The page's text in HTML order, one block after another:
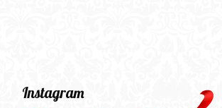
Instagram